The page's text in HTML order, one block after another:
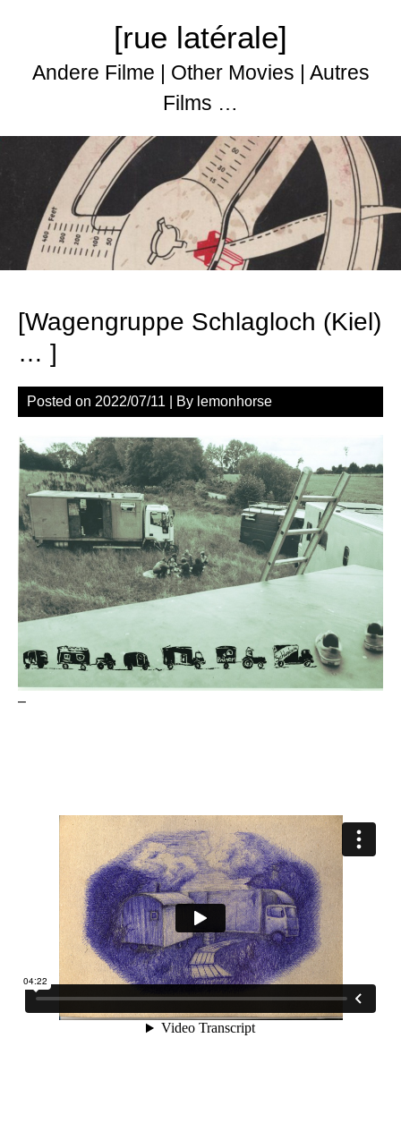
[rue latérale]
Andere Filme | Other Movies | Autres
Films …
[Wagengruppe Schlagloch (Kiel)
… ]
Posted on 2022/07/11 | By lemonhorse
–